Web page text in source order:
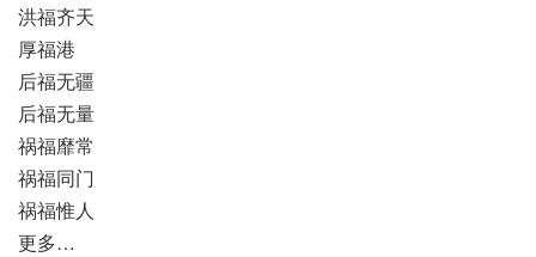
洪福齐天
厚福港
后福无疆
后福无量
祸福靡常
祸福同门
祸福惟人
更多…